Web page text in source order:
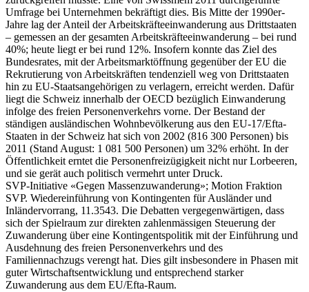
Umfrage bei Unternehmen bekräftigt dies. Bis Mitte der 1990er-
Jahre lag der Anteil der Arbeitskräfteeinwanderung aus Drittstaaten
– gemessen an der gesamten Arbeitskräfteeinwanderung – bei rund
40%; heute liegt er bei rund 12%. Insofern konnte das Ziel des
Bundesrates, mit der Arbeitsmarktöffnung gegenüber der EU die
Rekrutierung von Arbeitskräften tendenziell weg von Drittstaaten
hin zu EU-Staatsangehörigen zu verlagern, erreicht werden. Dafür
liegt die Schweiz innerhalb der OECD bezüglich Einwanderung
infolge des freien Personenverkehrs vorne. Der Bestand der
ständigen ausländischen Wohnbevölkerung aus den EU-17/Efta-
Staaten in der Schweiz hat sich von 2002 (816 300 Personen) bis
2011 (Stand August: 1 081 500 Personen) um 32% erhöht. In der
Öffentlichkeit erntet die Personenfreizügigkeit nicht nur Lorbeeren,
und sie gerät auch politisch vermehrt unter Druck.
SVP-Initiative «Gegen Massenzuwanderung»; Motion Fraktion
SVP. Wiedereinführung von Kontingenten für Ausländer und
Inländervorrang, 11.3543. Die Debatten vergegenwärtigen, dass
sich der Spielraum zur direkten zahlenmässigen Steuerung der
Zuwanderung über eine Kontingentspolitik mit der Einführung und
Ausdehnung des freien Personenverkehrs und des
Familiennachzugs verengt hat. Dies gilt insbesondere in Phasen mit
guter Wirtschaftsentwicklung und entsprechend starker
Zuwanderung aus dem EU/Efta-Raum.